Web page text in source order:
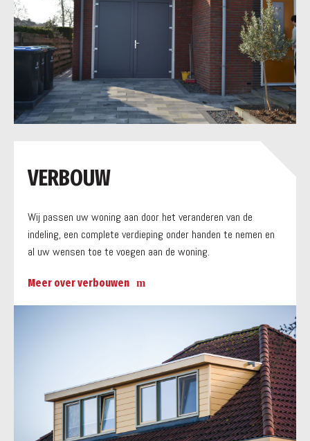
VERBOUW
Wij passen uw woning aan door het veranderen van de
indeling, een complete verdieping onder handen te nemen en
al uw wensen toe te voegen aan de woning.
Meer over verbouwen